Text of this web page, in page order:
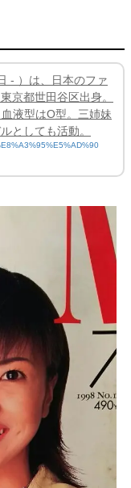
- ）は、日本のファ
京都世田谷区出身。
液型はO型。三姉妹
としても活動。